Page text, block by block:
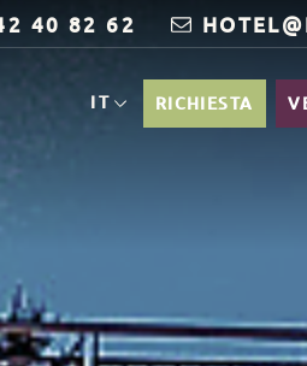
40 82 62
IT RICHIESTA